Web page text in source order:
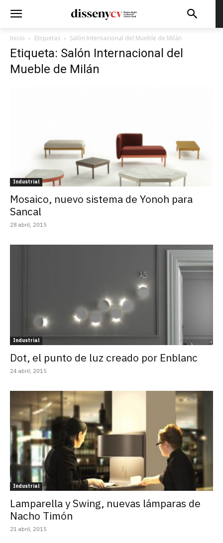
Inicio Etiquetas Salón Internacional del Mueble de Milán
Etiqueta: Salón Internacional del
Mueble de Milán
Industrial
Mosaico, nuevo sistema de Yonoh para
Sancal
28 abril, 2015
Industrial
Dot, el punto de luz creado por Enblanc
24 abril, 2015
Industrial
Lamparella y Swing, nuevas lámparas de
Nacho Timón
21 abril, 2015